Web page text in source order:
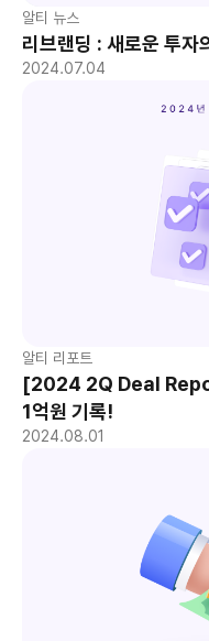
알티 뉴스
리브랜딩 : 새로운 투
2024.07.04
알티 리포트
[2024 2Q Deal
1억원 기록!
2024.08.01